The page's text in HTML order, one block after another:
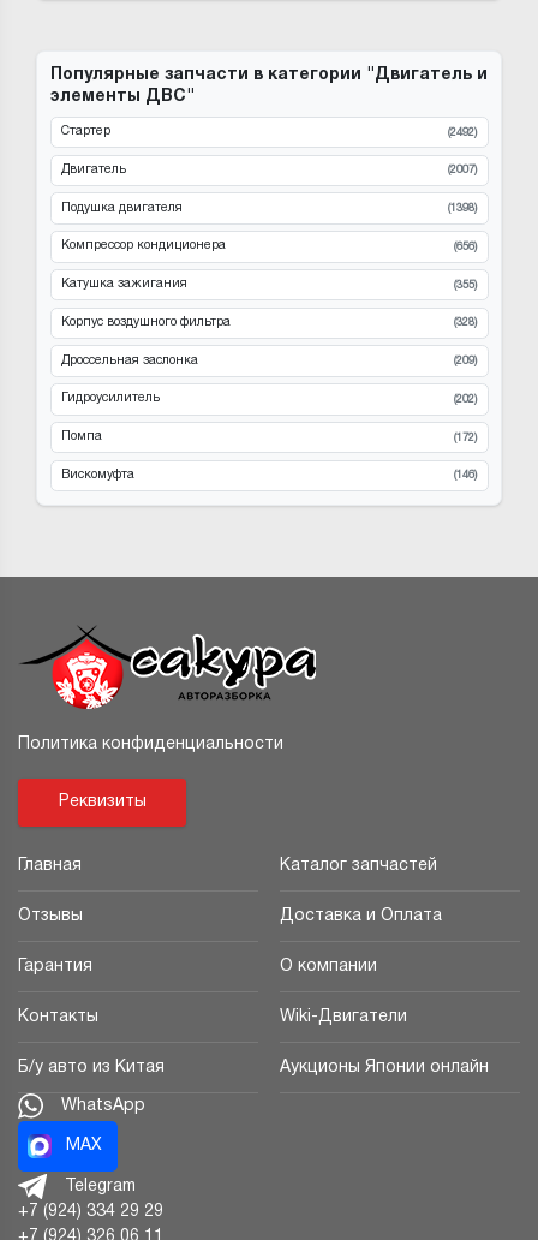
Популярные запчасти в категории "Двигатель и
элементы ДВС"
Стартер (2492)
Двигатель (2007)
Подушка двигателя (1398)
Компрессор кондиционера (656)
Катушка зажигания (355)
Корпус воздушного фильтра (328)
Дроссельная заслонка (209)
Гидроусилитель (202)
Помпа (172)
Вискомуфта (146)
Политика конфиденциальности
Реквизиты
Главная Каталог запчастей
Отзывы Доставка и Оплата
Гарантия О компании
Контакты Wiki-Двигатели
Б/у авто из Китая Аукционы Японии онлайн
WhatsApp
MAX
Telegram
+7 (924) 334 29 29